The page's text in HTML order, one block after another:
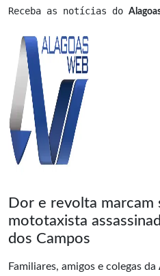
Receba as notícias do
Dor e revolta marcam
mototaxista
dos Campos
Familiares, amigos e colegas da